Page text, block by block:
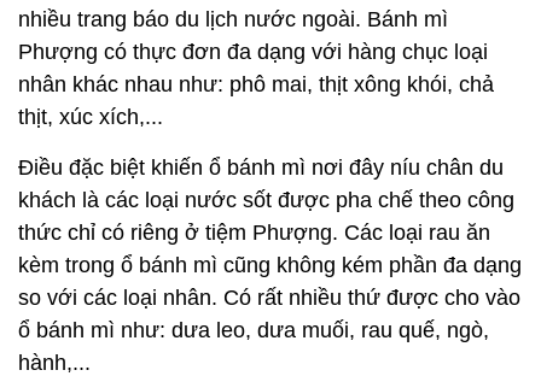
nhiều trang báo du lịch nước ngoài. Bánh mì
Phượng có thực đơn đa dạng với hàng chục loại
nhân khác nhau như: phô mai, thịt xông khói, chả
thịt, xúc xích,...
Điều đặc biệt khiến ổ bánh mì nơi đây níu chân du
khách là các loại nước sốt được pha chế theo công
thức chỉ có riêng ở tiệm Phượng. Các loại rau ăn
kèm trong ổ bánh mì cũng không kém phần đa dạng
so với các loại nhân. Có rất nhiều thứ được cho vào
ổ bánh mì như: dưa leo, dưa muối, rau quế, ngò,
hành,...